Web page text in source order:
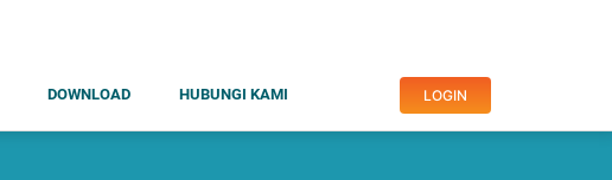
DOWNLOAD HUBUNGI KAMI LOGIN